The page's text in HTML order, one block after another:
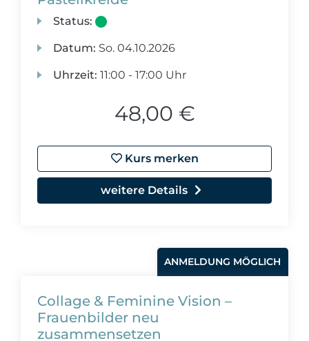
Status:
Datum: So. 04.10.2026
Uhrzeit: 11:00 - 17:00 Uhr
48,00 €
Kurs merken
weitere Details
ANMELDUNG MÖGLICH
Collage & Feminine Vision –
Frauenbilder neu
zusammensetzen